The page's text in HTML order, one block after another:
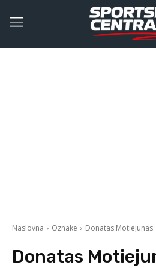
Naslovna Oznake Donatas Motiejunas
Donatas